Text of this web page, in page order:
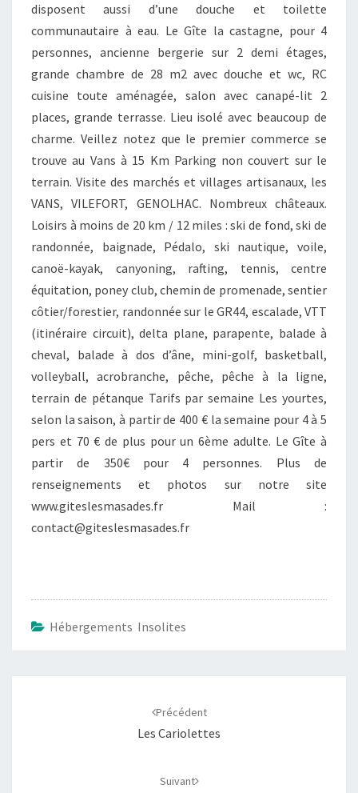
disposent aussi d’une douche et toilette
communautaire à eau. Le Gîte la castagne, pour 4
personnes, ancienne bergerie sur 2 demi étages,
grande chambre de 28 m2 avec douche et wc, RC
cuisine toute aménagée, salon avec canapé-lit 2
places, grande terrasse. Lieu isolé avec beaucoup de
charme. Veillez notez que le premier commerce se
trouve au Vans à 15 Km Parking non couvert sur le
terrain. Visite des marchés et villages artisanaux, les
VANS, VILEFORT, GENOLHAC. Nombreux châteaux.
Loisirs à moins de 20 km / 12 miles : ski de fond, ski de
randonnée, baignade, Pédalo, ski nautique, voile,
canoë-kayak, canyoning, rafting, tennis, centre
équitation, poney club, chemin de promenade, sentier
côtier/forestier, randonnée sur le GR44, escalade, VTT
(itinéraire circuit), delta plane, parapente, balade à
cheval, balade à dos d’âne, mini-golf, basketball,
volleyball, acrobranche, pêche, pêche à la ligne,
terrain de pétanque Tarifs par semaine Les yourtes,
selon la saison, à partir de 400 € la semaine pour 4 à 5
pers et 70 € de plus pour un 6ème adulte. Le Gîte à
partir de 350€ pour 4 personnes. Plus de
renseignements et photos sur notre site
www.giteslesmasades.fr Mail :
contact@giteslesmasades.fr
Hébergements Insolites
Précédent
Les Cariolettes
Suivant